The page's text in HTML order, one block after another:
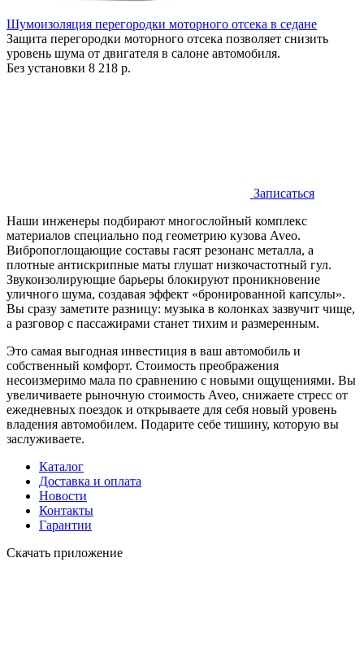
Шумоизоляция перегородки моторного отсека в седане
Защита перегородки моторного отсека позволяет снизить
уровень шума от двигателя в салоне автомобиля.
Без установки 8 218 р.
Записаться
Наши инженеры подбирают многослойный комплекс
материалов специально под геометрию кузова Aveo.
Вибропоглощающие составы гасят резонанс металла, а
плотные антискрипные маты глушат низкочастотный гул.
Звукоизолирующие барьеры блокируют проникновение
уличного шума, создавая эффект «бронированной капсулы».
Вы сразу заметите разницу: музыка в колонках зазвучит чище,
а разговор с пассажирами станет тихим и размеренным.
Это самая выгодная инвестиция в ваш автомобиль и
собственный комфорт. Стоимость преображения
несоизмеримо мала по сравнению с новыми ощущениями. Вы
увеличиваете рыночную стоимость Aveo, снижаете стресс от
ежедневных поездок и открываете для себя новый уровень
владения автомобилем. Подарите себе тишину, которую вы
заслуживаете.
Каталог
Доставка и оплата
Новости
Контакты
Гарантии
Скачать приложение